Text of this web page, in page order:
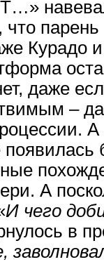
Курадо
даже
–
А
И чего
в